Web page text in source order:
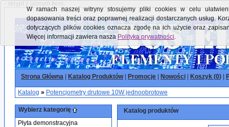
- skrypt z jasnym tłem:
Strona Główna Katalog Produktów| Promocje Nowości Koszyk (0)
Katalog » Potencjometry drutowe 10W jednoobrotowe
Wybierz kategorię
Płyta demonstracyjna
Katalog produktów
W ramach naszej witryny stosujemy pliki cookies w celu
dopasowania treści oraz poprawnej realizacji dostarczanych usług.
dotyczących plików cookies oznacza zgodę na ich użycie oraz
Więcej informacji zawiera nasza Polityka prywatności.